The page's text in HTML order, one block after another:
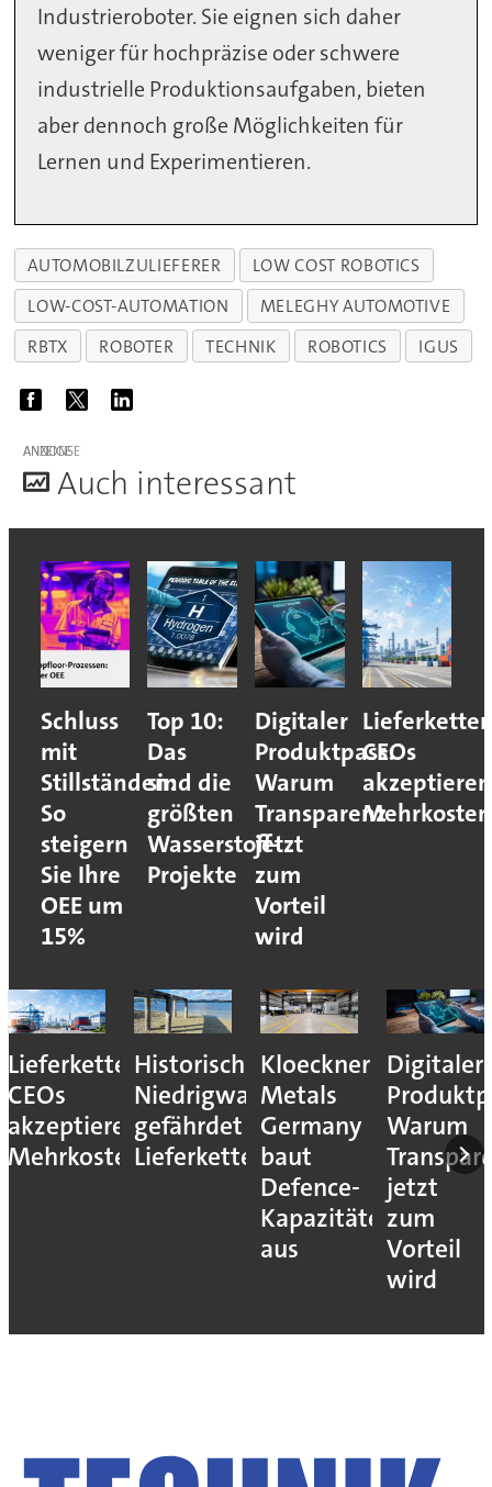
Industrieroboter. Sie eignen sich daher
weniger für hochpräzise oder schwere
industrielle Produktionsaufgaben, bieten
aber dennoch große Möglichkeiten für
Lernen und Experimentieren.
AUTOMOBILZULIEFERER
LOW COST ROBOTICS
LOW-COST-AUTOMATION
MELEGHY AUTOMOTIVE
RBTX
ROBOTER TECHNIK ROBOTICS IGUS
ANZEIGE
Auch interessant
Schluss
mit
Stillständen:
So
steigern
Sie Ihre
OEE um
15%
Top 10:
Das
sind die
größten
Wasserstoff-
Projekte
Digitaler
Produktpass:
Warum
Transparenz
jetzt
zum
Vorteil
wird
CEOs
akzeptieren
Mehrkosten
Lieferkettenresilienz:
CEOs
akzeptieren
Mehrkosten
Historisches
Niedrigwasser
gefährdet
Lieferketten
Kloeckner
Metals
Germany
baut
Defence-
Kapazitäten
aus
Digitaler
Warum
jetzt
zum
Vorteil
wird